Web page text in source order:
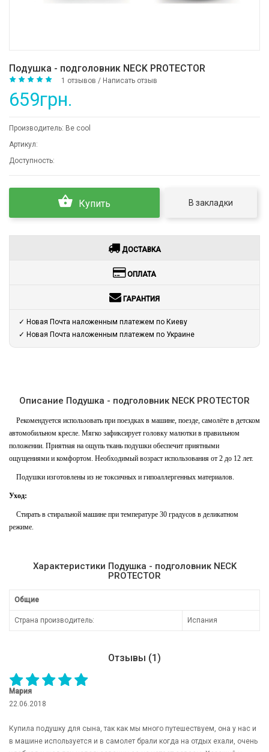
Подушка - подголовник NECK PROTECTOR
1 отзывов / Написать отзыв
659грн.
Производитель: Be cool
Артикул:
Доступность:
Купить В закладки
ДОСТАВКА
ОПЛАТА
ГАРАНТИЯ
✓ Новая Почта наложенным платежем по Киеву
✓ Новая Почта наложенным платежем по Украине
Описание Подушка - подголовник NECK PROTECTOR
Рекомендуется использовать при поездках в машине, поезде, самолёте в детском
автомобильном кресле. Мягко зафиксирует головку малютки в правильном
положении. Приятная на ощупь ткань подушки обеспечит приятными
ощущениями и комфортом. Необходимый возраст использования от 2 до 12 лет.
Подушки изготовлены из не токсичных и гипоаллергенных материалов.
Уход:
Стирать в стиральной машине при температуре 30 градусов в деликатном
режиме.
Характеристики Подушка - подголовник NECK
PROTECTOR
Общие
Страна производитель: Испания
Отзывы (1)
Мария
22.06.2018
Купила подушку для сына, так как мы много путешествуем, она у нас и
в машине используется и в самолет брали когда на отдых ехали, очень